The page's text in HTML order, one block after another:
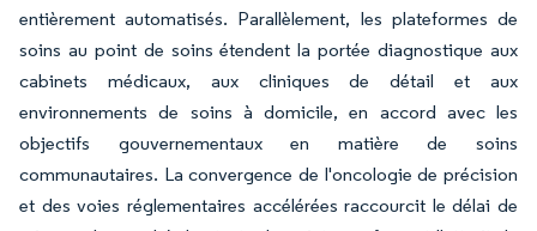
entièrement automatisés. Parallèlement, les plateformes de
soins au point de soins étendent la portée diagnostique aux
cabinets médicaux, aux cliniques de détail et aux
environnements de soins à domicile, en accord avec les
objectifs gouvernementaux en matière de soins
communautaires. La convergence de l'oncologie de précision
et des voies réglementaires accélérées raccourcit le délai de